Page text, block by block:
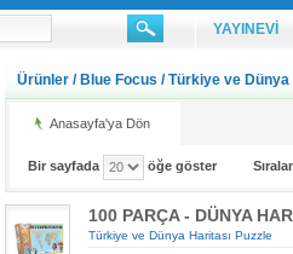
YAYINEVİ
Ürünler / Blue Focus /Türkiye ve Dünya
Anasayfa'ya Dön
Bir sayfada öğe göster
100 PARÇA - DÜNYA
Türkiye ve Dünya Haritası Puzzle